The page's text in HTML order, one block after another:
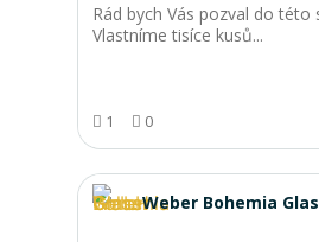
Rád bych Vás pozval do této
Vlastníme tisíce kusů...
1 0
Weber Bohemia